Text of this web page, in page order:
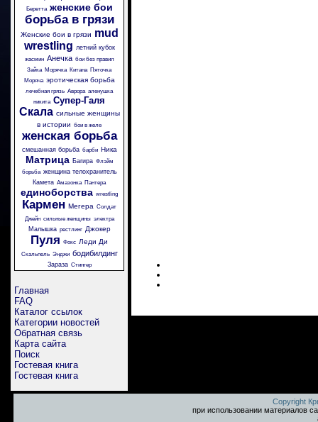
Беретта женские бои
борьба в грязи
Женские бои в грязи mud
wrestling летний кубок
жасмин Анечка бои без правил
Зайка Морячка Китана Пяточка
Моряча эротическая борьба
лечебная грязь Аврора аленушка
никита Супер-Галя
Скала сильные женщины
в истории бои в желе
женская борьба
смешанная борьба барби Ника
Матрица Багира Флэйм
борьба женщина телохранитель
Камета Амазонка Пантера
единоборства wrestling
Кармен Мегера Солдат
Джейн сильные женщины электра
Малышка рестлинг Джокер
Пуля Фокс Леди Ди
Скальпель Энджи бодибилдинг
Зараза Стингер
Главная
FAQ
Каталог ссылок
Категории новостей
Обратная связь
Карта сайта
Поиск
Гостевая книга
Гостевая книга
Copyright
при использовании материалов